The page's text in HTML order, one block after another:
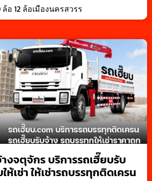
ล้อ 12 ล้อเมืองนครสวรร
งจตุจักร บริการรถเฮี๊ยบรับ
ห้เช่า ให้เช่ารถบรรทุกติดเครน